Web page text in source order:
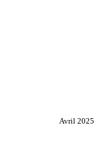
Avril 2025